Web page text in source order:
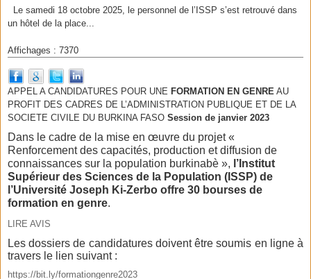
Le samedi 18 octobre 2025, le personnel de l’ISSP s’est retrouvé dans
un hôtel de la place...
Affichages : 7370
APPEL A CANDIDATURES POUR UNE FORMATION EN GENRE AU
PROFIT DES CADRES DE L’ADMINISTRATION PUBLIQUE ET DE LA
SOCIETE CIVILE DU BURKINA FASO Session de janvier 2023
Dans le cadre de la mise en œuvre du projet «
Renforcement des capacités, production et diffusion de
connaissances sur la population burkinabè », l’Institut
Supérieur des Sciences de la Population (ISSP) de
l’Université Joseph Ki-Zerbo offre 30 bourses de
formation en genre.
LIRE AVIS
Les dossiers de candidatures doivent être soumis en ligne à
travers le lien suivant :
https://bit.ly/formationgenre2023